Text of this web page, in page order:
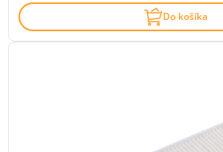
Do košíka